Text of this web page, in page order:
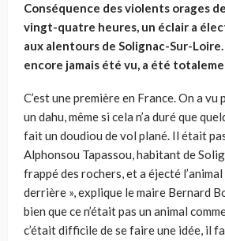
Conséquence des violents orages
vingt-quatre heures, un éclair a
aux alentours de Solignac-Sur-Loire.
encore jamais été vu, a été
C’est une première en France. On a
un dahu, même si cela n’a duré que
fait un doudiou de vol plané. Il était
Alphonsou Tapassou, habitant de
frappé des rochers, et a éjecté
derrière », explique le maire Bernard
bien que ce n’était pas un animal
c’était difficile de se faire une idée, il